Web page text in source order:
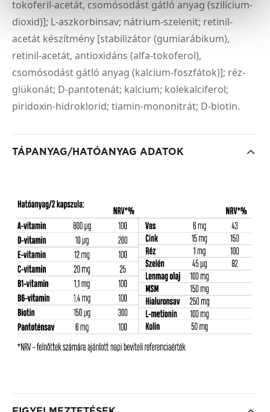
tokoferil-acetát, csomósodást gátló anyag (szilícium-
dioxid)]; L-aszkorbinsav; nátrium-szelenit; retinil-
acetát készítmény [stabilizátor (gumiarábikum),
retinil-acetát, antioxidáns (alfa-tokoferol),
csomósodást gátló anyag (kalcium-foszfátok)]; réz-
glükonát; D-pantotenát; kalcium; kolekalciferol;
piridoxin-hidroklorid; tiamin-mononitrát; D-biotin.
TÁPANYAG/HATÓANYAG ADATOK